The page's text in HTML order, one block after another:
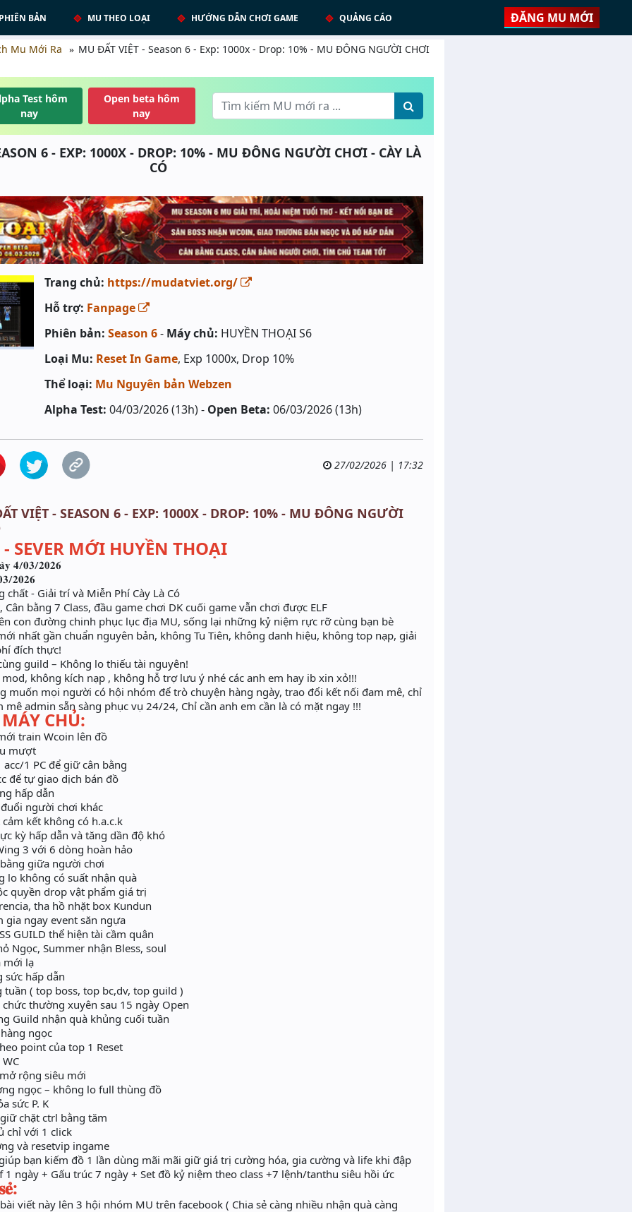
BẢN MU THEO LOẠI HƯỚNG DẪN CHƠI GAME QUẢNG CÁO ĐĂNG MU MỚI
Mu Mới Ra
MU ĐẤT VIỆT - Season 6 - Exp: 1000x - Drop: 10% - MU ĐÔNG NGƯỜI CHƠI
Test hôm
nay
Open beta hôm
nay
6 - EXP: 1000X - DROP: 10% - MU ĐÔNG NGƯỜI CHƠI - CÀY LÀ
CÓ
Trang chủ: https://mudatviet.org/
Hỗ trợ: Fanpage
Phiên bản: Season 6- Máy chủ: HUYỀN THOẠI S6
Loại Mu: Reset In Game, Exp 1000x, Drop 10%
Thể loại: Mu Nguyên bản Webzen
Alpha Test: 04/03/2026 (13h) - Open Beta: 06/03/2026 (13h)
27/02/2026 | 17:32
VIỆT - SEASON 6 - EXP: 1000X - DROP: 10% - MU ĐÔNG NGƯỜI
SEVER MỚI HUYỀN THOẠI
𝟒/𝟎𝟑/𝟐𝟎𝟐𝟔
𝟐𝟎𝟐𝟔
chất - Giải trí và Miễn Phí Cày Là Có
bằng 7 Class, đầu game chơi DK cuối game vẫn chơi được ELF
con đường chinh phục lục địa MU, sống lại những kỷ niệm rực rỡ cùng bạn bè
nhất gần chuẩn nguyên bản, không Tu Tiên, không danh hiệu, không top nạp, giải
đích thực!
guild – Không lo thiếu tài nguyên!
không kích nạp , không hỗ trợ lưu ý nhé các anh em hay ib xin xỏ!!!
muốn mọi người có hội nhóm để trò chuyện hàng ngày, trao đổi kết nối đam mê, chỉ
mê admin sẵn sàng phục vụ 24/24, Chỉ cần anh em cần là có mặt ngay !!!
CHỦ:
train Wcoin lên đồ
mượt
1 PC để giữ cân bằng
để tự giao dịch bán đồ
hấp dẫn
người chơi khác
kết không có h.a.c.k
kỳ hấp dẫn và tăng dần độ khó
3 với 6 dòng hoàn hảo
bằng giữa người chơi
lo không có suất nhận quà
quyền drop vật phẩm giá trị
tha hồ nhặt box Kundun
gia ngay event săn ngựa
GUILD thể hiện tài cầm quân
Ngọc, Summer nhận Bless, soul
mới lạ
sức hấp dẫn
tuần ( top boss, top bc,dv, top guild )
chức thường xuyên sau 15 ngày Open
Guild nhận quà khủng cuối tuần
ngọc
point của top 1 Reset
rộng siêu mới
ngọc – không lo full thùng đồ
sức P. K
chặt ctrl bằng tăm
chỉ với 1 click
và resetvip ingame
giúp bạn kiếm đồ 1 lần dùng mãi mãi giữ giá trị cường hóa, gia cường và life khi đập
1 ngày + Gấu trúc 7 ngày + Set đồ kỷ niệm theo class +7 lệnh/tanthu siêu hồi ức
viết này lên 3 hội nhóm MU trên facebook ( Chia sẻ càng nhiều nhận quà càng